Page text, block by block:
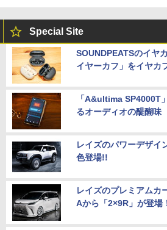
Special Site
SOUNDPEATSのイヤ
イヤーカフ」をイヤカ
「A&ultima SP4000T
るオーディオの醍醐味
レイズのパワーデザイ
色登場!!
レイズのプレミアムカ
Aから「2×9R」が登場